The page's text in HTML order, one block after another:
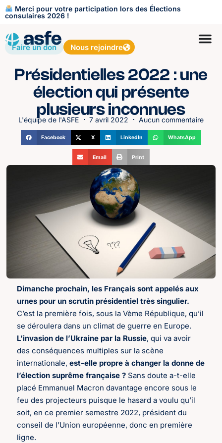
Merci pour votre participation lors des Élections
consulaires 2026 !
Faire un don Nous rejoindre
Présidentielles 2022 : une
élection qui présente
plusieurs inconnues
L'équipe de l'ASFE 7 avril 2022 Aucun commentaire
Facebook X LinkedIn WhatsApp
Email Print
Dimanche prochain, les Français sont appelés aux
urnes pour un scrutin présidentiel très singulier.
C’est la première fois, sous la Vème République, qu’il
se déroulera dans un climat de guerre en Europe.
L’invasion de l’Ukraine par la Russie, qui va avoir
des conséquences multiples sur la scène
internationale, est-elle propre à changer la donne de
l’élection suprême française ? Sans doute a-t-elle
placé Emmanuel Macron davantage encore sous le
feu des projecteurs puisque le hasard a voulu qu’il
soit, en ce premier semestre 2022, président du
conseil de l’Union européenne, donc en première
ligne.